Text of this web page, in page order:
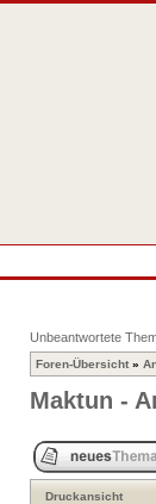
Unbeantwortete
Foren-Übersicht »
Maktun -
Druckansicht